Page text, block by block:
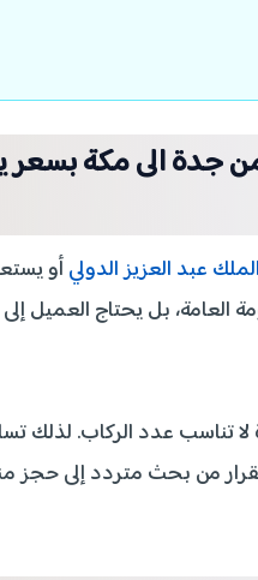
عبد العزيز الدوليأو
العامة، بل يحتاج العميل
لا تناسب عدد الركاب.
سعودي على تحويل القرار من بحث